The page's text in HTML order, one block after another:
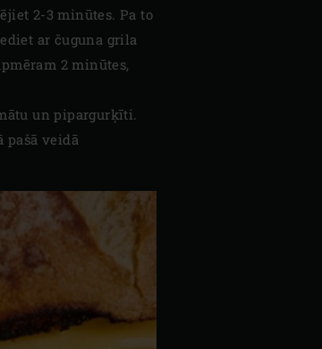
2-3 minūtes. Pa to
ar čuguna grila
2 minūtes,
un pipargurķīti.
pašā veidā